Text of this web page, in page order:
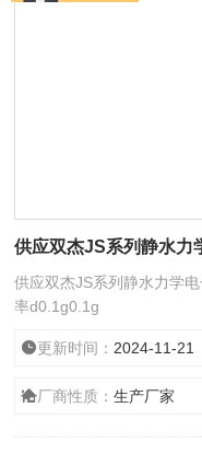
供应双杰JS系列静水力
供应双杰JS系列静水力学
率d0.1g0.1g
更新时间： 2024-11-21
厂商性质：生产厂家